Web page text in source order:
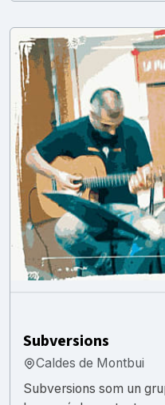
Subversions
Caldes de Montbui
Subversions som un